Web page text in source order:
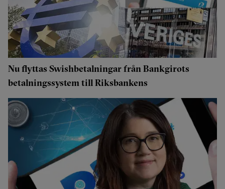
Nu flyttas Swishbetalningar från Bankgirots
betalningssystem till Riksbankens